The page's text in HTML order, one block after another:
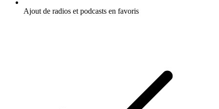
Ajout de radios et podcasts en favoris